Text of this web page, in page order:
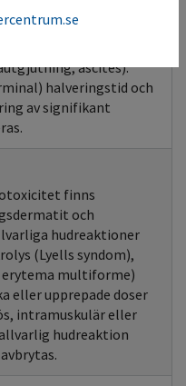
ascites).
halveringstid och
av signifikant
finns
och
hudreaktioner
(Lyells syndom),
erytema multiforme)
eller upprepade doser
intramuskulär eller
hudreaktion